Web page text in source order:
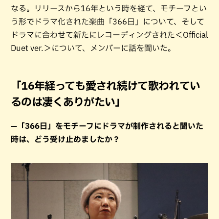
なる。リリースから16年という時を経て、モチーフとい
う形でドラマ化された楽曲「366日」について、そして
ドラマに合わせて新たにレコーディングされた＜Official
Duet ver.＞について、メンバーに話を聞いた。
「16年経っても愛され続けて歌われてい
るのは凄くありがたい」
—「366日」をモチーフにドラマが制作されると聞いた
時は、どう受け止めましたか？